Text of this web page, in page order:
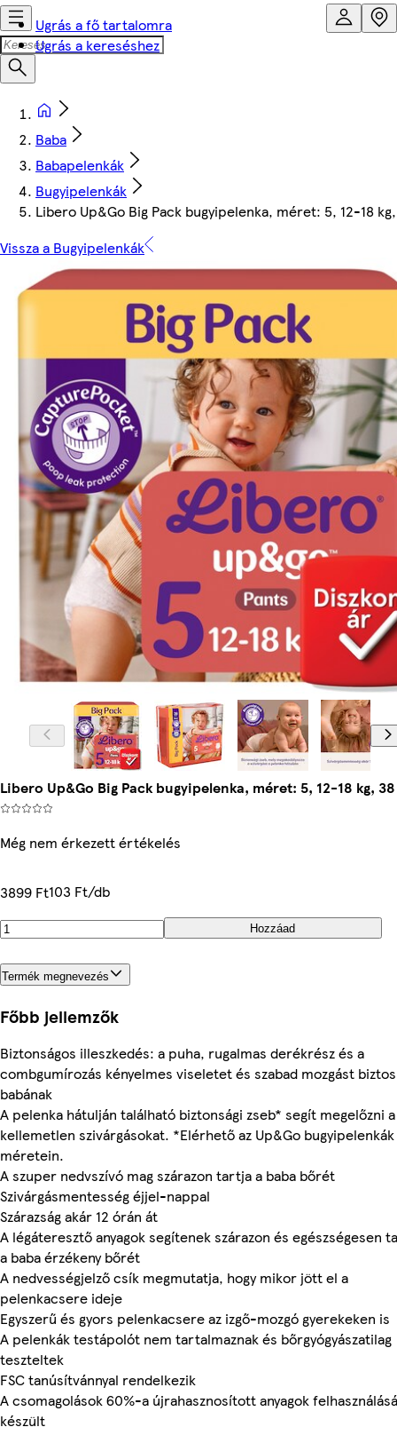
Ugrás a fő tartalomra
Ugrás a kereséshez
Baba
Babapelenkák
Bugyipelenkák
Libero Up&Go Big Pack bugyipelenka, méret: 5, 12-18
Vissza a Bugyipelenkák
Libero Up&Go Big Pack bugyipelenka, méret: 5, 12-18 kg,
Még nem érkezett értékelés
3899 Ft103 Ft/db
Hozzáad
Termék megnevezés
Főbb jellemzők
Biztonságos illeszkedés: a puha, rugalmas derékrész és a
combgumírozás kényelmes viseletet és szabad mozgást
babának
A pelenka hátulján található biztonsági zseb* segít megelőzni a
kellemetlen szivárgásokat. *Elérhető az Up&Go
méretein.
A szuper nedvszívó mag szárazon tartja a baba bőrét
Szivárgásmentesség éjjel-nappal
Szárazság akár 12 órán át
A légáteresztő anyagok segítenek szárazon és egészségesen
a baba érzékeny bőrét
A nedvességjelző csík megmutatja, hogy mikor jött el a
pelenkacsere ideje
Egyszerű és gyors pelenkacsere az izgő-mozgó gyerekeken is
A pelenkák testápolót nem tartalmaznak és bőrgyógyászatilag
teszteltek
FSC tanúsítvánnyal rendelkezik
A csomagolások 60%-a újrahasznosított anyagok
készült